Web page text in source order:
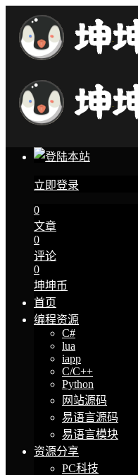
立即登录
0
文章
0
评论
0
坤坤币
首页
编程资源
C#
lua
iapp
C/C++
Python
网站源码
易语言源码
易语言模块
资源分享
PC科技